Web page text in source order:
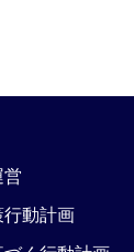
営
行動計画